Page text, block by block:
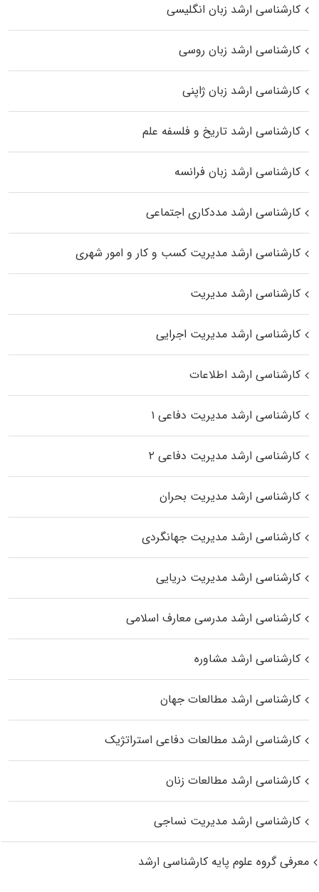
کارشناسی ارشد زبان انگلیسی
کارشناسی ارشد زبان روسی
کارشناسی ارشد زبان ژاپنی
کارشناسی ارشد تاریخ و فلسفه علم
کارشناسی ارشد زبان فرانسه
کارشناسی ارشد مددکاری اجتماعی
کارشناسی ارشد مدیریت کسب و کار و امور شهری
کارشناسی ارشد مدیریت
کارشناسی ارشد مدیریت اجرایی
کارشناسی ارشد اطلاعات
کارشناسی ارشد مدیریت دفاعی ۱
کارشناسی ارشد مدیریت دفاعی ۲
کارشناسی ارشد مدیریت بحران
کارشناسی ارشد مدیریت جهانگردی
کارشناسی ارشد مدیریت دریایی
کارشناسی ارشد مدرسی معارف اسلامی
کارشناسی ارشد مشاوره
کارشناسی ارشد مطالعات جهان
کارشناسی ارشد مطالعات دفاعی استراتژیک
کارشناسی ارشد مطالعات زنان
کارشناسی ارشد مدیریت نساجی
معرفی گروه علوم پایه کارشناسی ارشد